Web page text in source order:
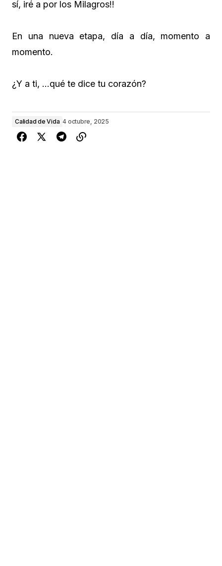
sí, iré a por los Milagros!!
En una nueva etapa, día a día, momento a
momento.
¿Y a ti, …qué te dice tu corazón?
Calidad de Vida 4 octubre, 2025